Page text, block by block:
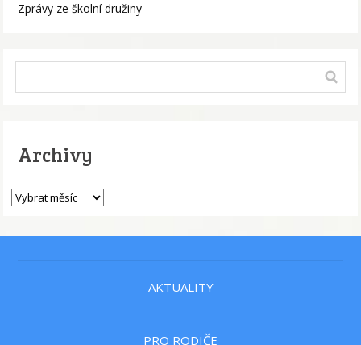
Zprávy ze školní družiny
Archivy
AKTUALITY
PRO RODIČE